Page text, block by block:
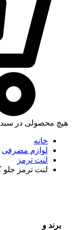
هیچ محصولی در
خانه
لوازم مصرفی
لنت ترمز
لنت ترمز جلو
برند و